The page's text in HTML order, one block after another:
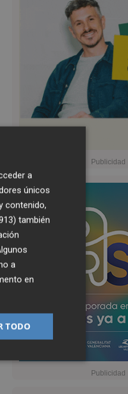
a
únicos
contenido,
también
a
en
TODO